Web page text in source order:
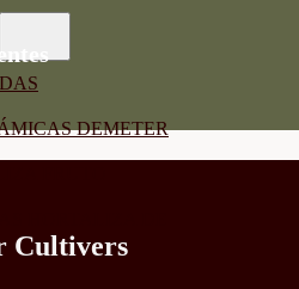
DEMETER
Cultivers